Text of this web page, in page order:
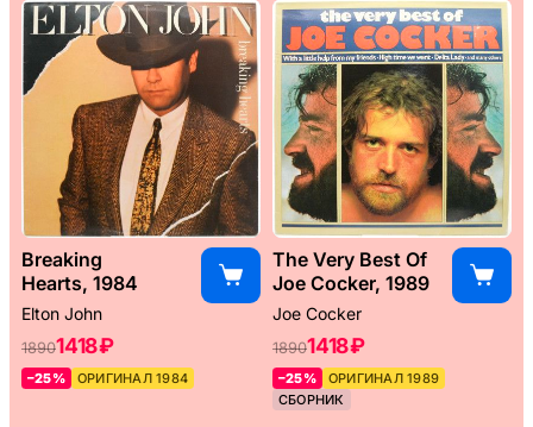
Breaking
Hearts, 1984
Elton John
18901418 ₽
–25% ОРИГИНАЛ 1984
The Very Best Of
Joe Cocker, 1989
Joe Cocker
18901418 ₽
–25%
ОРИГИНАЛ 1989
СБОРНИК